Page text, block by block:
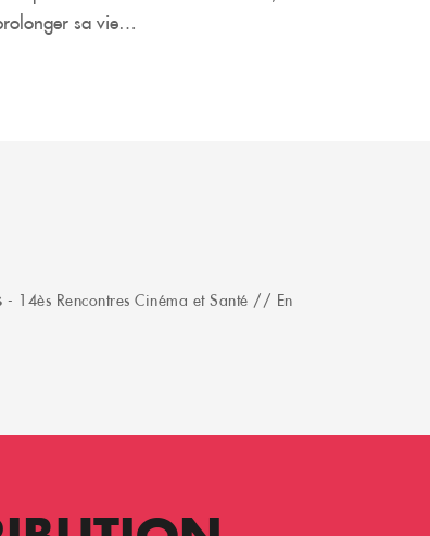
sa vie…
- 14ès Rencontres Cinéma et Santé // En